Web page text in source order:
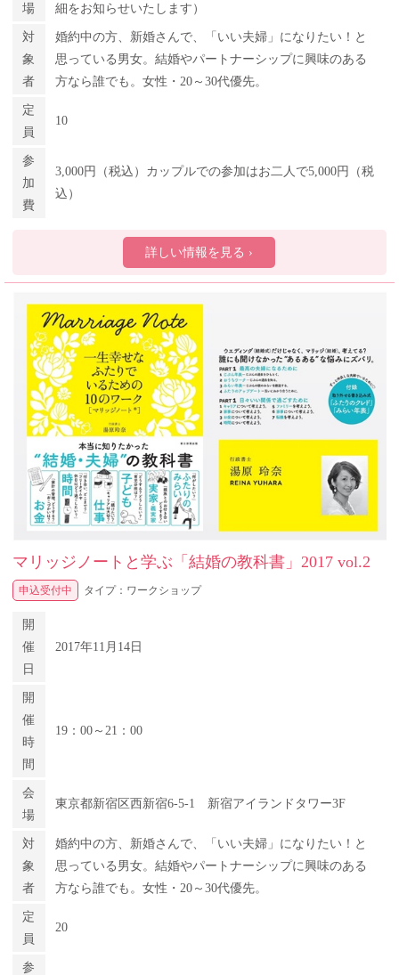
場
細をお知らせいたします）
対
象
者
婚約中の方、新婚さんで、「いい夫婦」になりたい！と
思っている男女。結婚やパートナーシップに興味のある
方なら誰でも。女性・20～30代優先。
定
員
10
参
加
費
3,000円（税込）カップルでの参加はお二人で5,000円（税
込）
詳しい情報を見る ›
マリッジノートと学ぶ「結婚の教科書」2017 vol.2
申込受付中 タイプ：ワークショップ
開
催
日
2017年11月14日
開
催
時
間
19：00～21：00
会
場
東京都新宿区西新宿6-5-1 新宿アイランドタワー3F
対
象
者
婚約中の方、新婚さんで、「いい夫婦」になりたい！と
思っている男女。結婚やパートナーシップに興味のある
方なら誰でも。女性・20～30代優先。
定
員
20
参